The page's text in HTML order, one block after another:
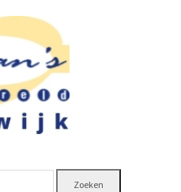
Zoeken